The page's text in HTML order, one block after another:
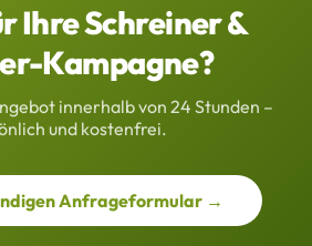
Ihre Schreiner &
Kampagne?
innerhalb von 24 Stunden –
und kostenfrei.
Anfrageformular →